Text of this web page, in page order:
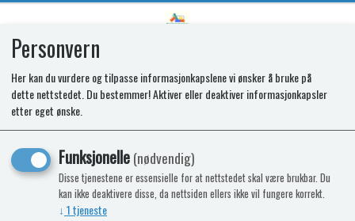
SR COVER PLATE T1090/T2090
Personvern
Her kan du vurdere og tilpasse informasjonkapslene vi ønsker å bruke på
dette nettstedet. Du bestemmer! Aktiver eller deaktiver informasjonkapsler
etter eget ønske.
Funksjonelle(nødvendig)
Disse tjenestene er essensielle for at nettstedet skal være brukbar. Du
kan ikke deaktivere disse, da nettsiden ellers ikke vil fungere korrekt.
↓ 1tjeneste